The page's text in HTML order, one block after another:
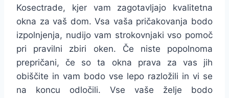
Kosectrade, kjer vam zagotavljajo kvalitetna
okna za vaš dom. Vsa vaša pričakovanja bodo
izpolnjenja, nudijo vam strokovnjaki vso pomoč
pri pravilni zbiri oken. Če niste popolnoma
prepričani, če so ta okna prava za vas jih
obiščite in vam bodo vse lepo razložili in vi se
na koncu odločili. Vse vaše želje bodo